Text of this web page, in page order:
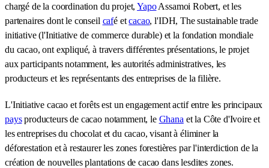
chargé de la coordination du projet,YapoAssamoi Robert, et les
partenaires dont le conseil café etcacao, l'IDH, The sustainable trade
initiative (l'Initiative de commerce durable) et la fondation mondiale
du cacao, ont expliqué, à travers différentes présentations, le projet
aux participants notamment, les autorités administratives, les
producteurs et les représentants des entreprises de la filière.
L'Initiative cacao et forêts est un engagement actif entre les principaux
paysproducteurs de cacao notamment, le Ghana et la Côte d'Ivoire et
les entreprises du chocolat et du cacao, visant à éliminer la
déforestation et à restaurer les zones forestières par l'interdiction de la
création de nouvelles plantations de cacao dans lesdites zones.